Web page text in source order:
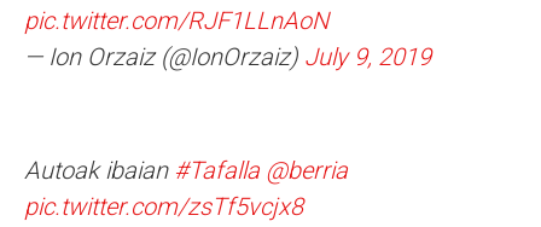
pic.twitter.com/RJF1LLnAoN
— Ion Orzaiz (@IonOrzaiz) July 9, 2019
Autoak ibaian #Tafalla @berria
pic.twitter.com/zsTf5vcjx8